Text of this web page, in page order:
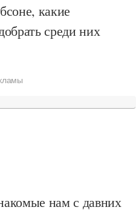
какие
среди них
нам с давних